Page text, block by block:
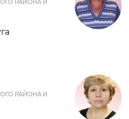
РАЙОНА И
РАЙОНА И